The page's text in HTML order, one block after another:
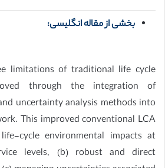
بخشی از مقاله انگلیسی:
limitations of traditional life cycle
through the integration of
uncertainty analysis methods into
This improved conventional LCA
cycle environmental impacts at
levels, (b) robust and direct